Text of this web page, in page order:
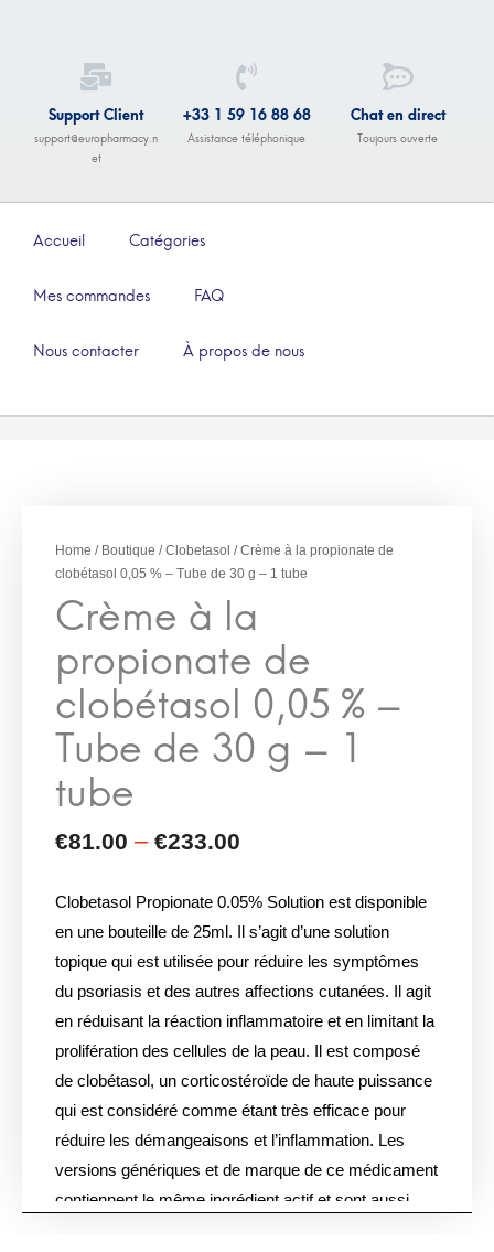
Support Client
support@europharmacy.n
et
+33 1 59 16 88 68
Assistance téléphonique
Chat en direct
Toujours ouverte
Accueil Catégories
Mes commandes FAQ
Nous contacter À propos de nous
Home / Boutique /Clobetasol / Crème à la propionate de
clobétasol 0,05 % – Tube de 30 g – 1 tube
propionate de
clobétasol 0,05 % –
Tube de 30 g – 1
tube
Clobetasol Propionate 0.05% Solution est disponible
en une bouteille de 25ml. Il s’agit d’une solution
topique qui est utilisée pour réduire les symptômes
du psoriasis et des autres affections cutanées. Il agit
en réduisant la réaction inflammatoire et en limitant la
prolifération des cellules de la peau. Il est composé
de clobétasol, un corticostéroïde de haute puissance
qui est considéré comme étant très efficace pour
réduire les démangeaisons et l’inflammation. Les
versions génériques et de marque de ce médicament
contiennent le même ingrédient actif et sont aussi